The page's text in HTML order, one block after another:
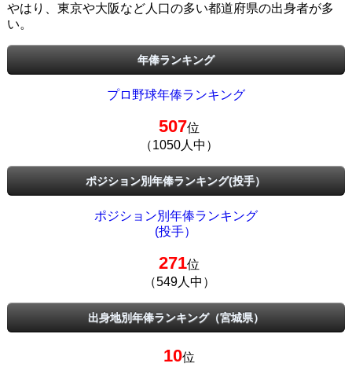
やはり、東京や大阪など人口の多い都道府県の出身者が多
い。
年俸ランキング
プロ野球年俸ランキング
507位
（1050人中）
ポジション別年俸ランキング(投手）
ポジション別年俸ランキング
(投手）
271位
（549人中）
出身地別年俸ランキング（宮城県）
10位